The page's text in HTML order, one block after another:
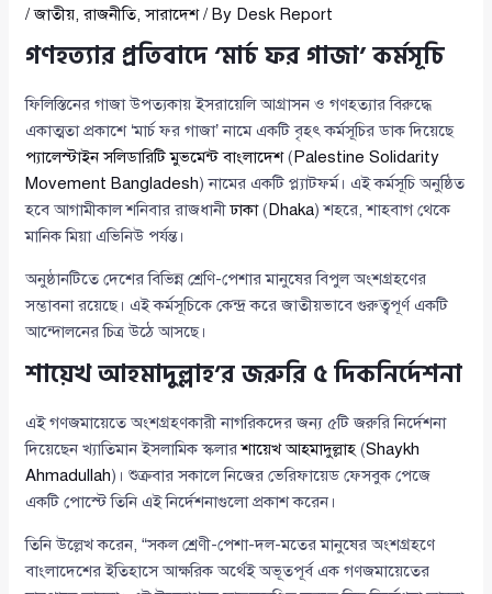
/জাতীয়,রাজনীতি,সারাদেশ/ By Desk Report
গণহত্যার প্রতিবাদে ‘মার্চ ফর গাজা’ কর্মসূচি
ফিলিস্তিনের গাজা উপত্যকায় ইসরায়েলি আগ্রাসন ও গণহত্যার বিরুদ্ধে
একাত্মতা প্রকাশে ‘মার্চ ফর গাজা’ নামে একটি বৃহৎ কর্মসূচির ডাক দিয়েছে
প্যালেস্টাইন সলিডারিটি মুভমেন্ট বাংলাদেশ( Palestine Solidarity
Movement Bangladesh) নামের একটি প্ল্যাটফর্ম। এই কর্মসূচি অনুষ্ঠিত
হবে আগামীকাল শনিবার রাজধানীঢাকা( Dhaka) শহরে, শাহবাগ থেকে
মানিক মিয়া এভিনিউ পর্যন্ত।
অনুষ্ঠানটিতে দেশের বিভিন্ন শ্রেণি-পেশার মানুষের বিপুল অংশগ্রহণের
সম্ভাবনা রয়েছে। এই কর্মসূচিকে কেন্দ্র করে জাতীয়ভাবে গুরুত্বপূর্ণ একটি
আন্দোলনের চিত্র উঠে আসছে।
শায়েখ আহমাদুল্লাহ’র জরুরি ৫ দিকনির্দেশনা
এই গণজমায়েতে অংশগ্রহণকারী নাগরিকদের জন্য ৫টি জরুরি নির্দেশনা
দিয়েছেন খ্যাতিমান ইসলামিক স্কলারশায়েখ আহমাদুল্লাহ (Shaykh
Ahmadullah)। শুক্রবার সকালে নিজের ভেরিফায়েড ফেসবুক পেজে
একটি পোস্টে তিনি এই নির্দেশনাগুলো প্রকাশ করেন।
তিনি উল্লেখ করেন, “সকল শ্রেণী-পেশা-দল-মতের মানুষের অংশগ্রহণে
বাংলাদেশের ইতিহাসে আক্ষরিক অর্থেই অভূতপূর্ব এক গণজমায়েতের